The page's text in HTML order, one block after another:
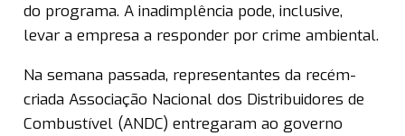
do programa. A inadimplência pode, inclusive,
levar a empresa a responder por crime ambiental.
Na semana passada, representantes da recém-
criada Associação Nacional dos Distribuidores de
Combustível (ANDC) entregaram ao governo